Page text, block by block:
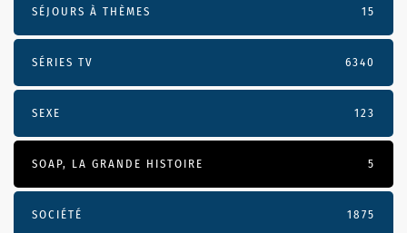
SÉJOURS À THÈMES 15
SÉRIES TV 6340
SEXE 123
SOAP, LA GRANDE HISTOIRE 5
SOCIÉTÉ 1875